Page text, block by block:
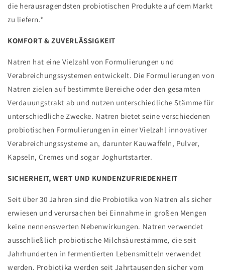
die herausragendsten probiotischen Produkte auf dem Markt
zu liefern.*
KOMFORT & ZUVERLÄSSIGKEIT
Natren hat eine Vielzahl von Formulierungen und
Verabreichungssystemen entwickelt. Die Formulierungen von
Natren zielen auf bestimmte Bereiche oder den gesamten
Verdauungstrakt ab und nutzen unterschiedliche Stämme für
unterschiedliche Zwecke. Natren bietet seine verschiedenen
probiotischen Formulierungen in einer Vielzahl innovativer
Verabreichungssysteme an, darunter Kauwaffeln, Pulver,
Kapseln, Cremes und sogar Joghurtstarter.
SICHERHEIT, WERT UND KUNDENZUFRIEDENHEIT
Seit über 30 Jahren sind die Probiotika von Natren als sicher
erwiesen und verursachen bei Einnahme in großen Mengen
keine nennenswerten Nebenwirkungen. Natren verwendet
ausschließlich probiotische Milchsäurestämme, die seit
Jahrhunderten in fermentierten Lebensmitteln verwendet
werden. Probiotika werden seit Jahrtausenden sicher vom